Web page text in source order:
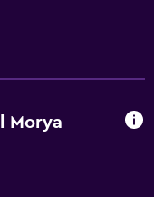
Morya